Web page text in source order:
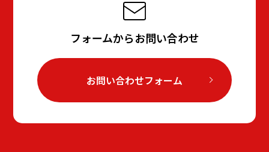
フォームからお問い合わせ
お問い合わせフォーム